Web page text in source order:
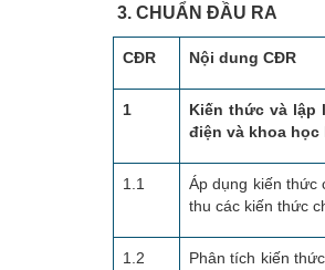
3. CHUẨN ĐẦU RA
CĐR Nội dung CĐR
1
Kiến thức và lập
điện và khoa
1.1
Áp dụng kiến thức
thu các kiến thức
1.2
Phân tích kiến